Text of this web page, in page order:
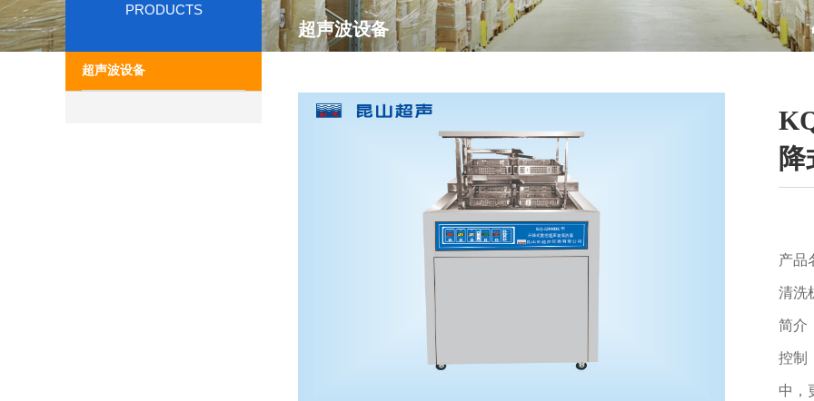
PRODUCTS
超声波设备
超声波设备
产品
清洗
简介
控制
中，